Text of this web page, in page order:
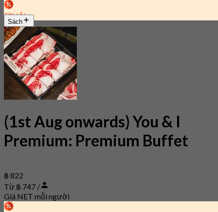
5% tắt
Sách
(1st Aug onwards) You & I
Premium: Premium Buffet
฿ 822
Từ ฿ 747 /
Giá NET mỗi người